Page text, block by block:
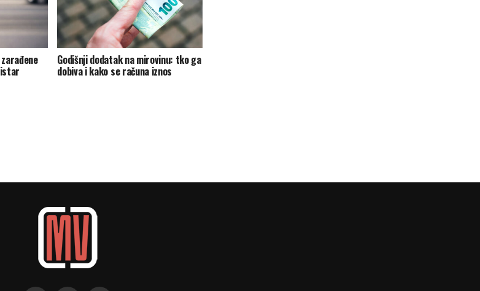
Godišnji dodatak na mirovinu: tko ga
dobiva i kako se računa iznos